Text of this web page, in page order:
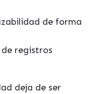
de forma
de registros
deja de ser